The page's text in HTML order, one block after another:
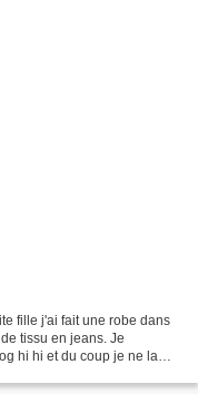
fille j'ai fait une robe dans
tissu en jeans. Je
hi hi et du coup je ne la